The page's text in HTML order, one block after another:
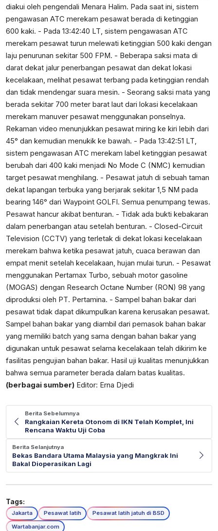
diakui oleh pengendali Menara Halim. Pada saat ini, sistem
pengawasan ATC merekam pesawat berada di ketinggian
600 kaki. - Pada 13:42:40 LT, sistem pengawasan ATC
merekam pesawat turun melewati ketinggian 500 kaki dengan
laju penurunan sekitar 500 FPM. - Beberapa saksi mata di
darat dekat jalur penerbangan pesawat dan dekat lokasi
kecelakaan, melihat pesawat terbang pada ketinggian rendah
dan tidak mendengar suara mesin. - Seorang saksi mata yang
berada sekitar 700 meter barat laut dari lokasi kecelakaan
merekam manuver pesawat menggunakan ponselnya.
Rekaman video menunjukkan pesawat miring ke kiri lebih dari
45° dan kemudian menukik ke bawah. - Pada 13:42:51 LT,
sistem pengawasan ATC merekam label ketinggian pesawat
berubah dari 400 kaki menjadi No Mode C (NMC) kemudian
target pesawat menghilang. - Pesawat jatuh di sebuah taman
dekat lapangan terbuka yang berjarak sekitar 1,5 NM pada
bearing 146° dari Waypoint GOLFI. Semua penumpang tewas.
Pesawat hancur akibat benturan. - Tidak ada bukti kebakaran
dalam penerbangan atau setelah benturan. - Closed-Circuit
Television (CCTV) yang terletak di dekat lokasi kecelakaan
merekam bahwa ketika pesawat jatuh, cuaca berawan dan
empat menit setelah kecelakaan, hujan mulai turun. - Pesawat
menggunakan Pertamax Turbo, sebuah motor gasoline
(MOGAS) dengan Research Octane Number (RON) 98 yang
diproduksi oleh PT. Pertamina. - Sampel bahan bakar dari
pesawat tidak dapat dikumpulkan karena kerusakan pesawat.
Sampel bahan bakar yang diambil dari pemasok bahan bakar
yang memiliki batch yang sama dengan bahan bakar yang
digunakan untuk pesawat selama kecelakaan telah dikirim ke
fasilitas pengujian bahan bakar. Hasil uji kualitas menunjukkan
bahwa semua parameter berada dalam batas kualitas.
(berbagai sumber) Editor: Erna Djedi
Berita Sebelumnya
Rangkaian Kereta Otonom di IKN Telah Komplet, Ini
Rencana Waktu Uji Coba
Berita Selanjutnya
Bekas Bandara Utama Malaysia yang Mangkrak Ini
Bakal Dioperasikan Lagi
Tags:
Jakarta Pesawat latih
Pesawat latih jatuh di BSD
Wartabanjar.com